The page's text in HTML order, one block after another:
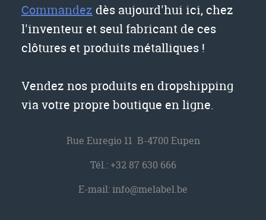
Commandez dès aujourd'hui ici, chez
l'inventeur et seul fabricant de ces
clôtures et produits métalliques !
Vendez nos produits en dropshipping
via votre propre boutique en ligne.
Rue Euregio 11 B-4700 Eupen
Tél.:+32 87 630 666
E-mail:info@melabel.be